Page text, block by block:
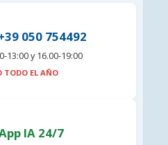
050 754492
13:00 y 16.00-19:00
TODO EL AÑO
IA 24/7